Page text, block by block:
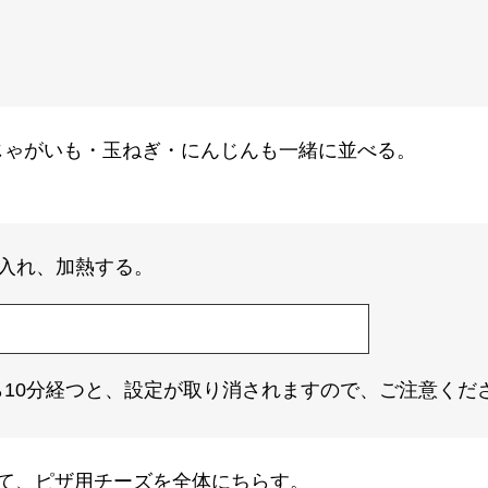
がいも・玉ねぎ・にんじんも一緒に並べる。
れ、加熱する。
分経つと、設定が取り消されますので、ご注意くだ
、ピザ用チーズを全体にちらす。